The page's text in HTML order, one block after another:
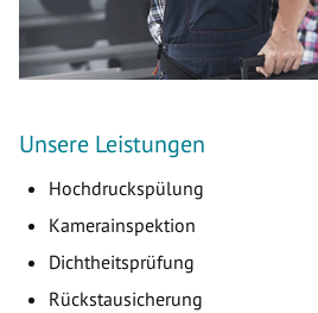
Unsere Leistungen
Hochdruckspülung
Kamerainspektion
Dichtheitsprüfung
Rückstausicherung